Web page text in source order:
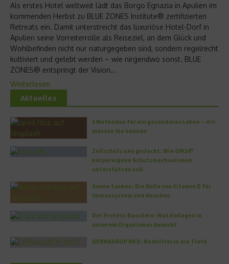
Als erstes Hotel weltweit lädt das Borgo Egnazia in Apulien im
kommenden Herbst zu BLUE ZONES Institute® zertifizierten
Retreats ein. Damit unterstreicht das luxuriöse Hotel-Dorf in
Apulien seine Vorreiterrolle als Reiseziel, an dem Glück und
Wohlbefinden nicht nur naturgegeben sind, sondern regelrecht
kultiviert und gelebt werden – wie nirgendwo sonst. BLUE
ZONES® entspringt der Vision...
Weiterlesen
Aktuelles
5 Methoden für ein gesünderes Leben – die
müssen Sie kennen
Zellschutz neu gedacht: Wie OM24®
körpereigene Schutzmechanismen
unterstützen soll
Sonne tanken: Die Rolle von Vitamin D für
Immunsystem und Knochen
Der Protein-Baustein: Was Kollagen in
unserem Organismus bewirkt
DERMADROP MED: Nadelfrei in die Tiefe